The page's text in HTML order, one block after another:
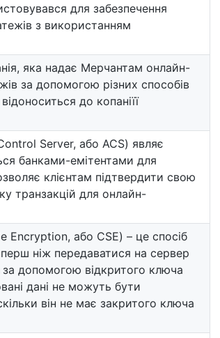
для забезпечення
з використанням
яка надає Мерчантам онлайн-
за допомогою різних способів
до копаніїї
Server, або ACS) являє
банками-емітентами для
клієнтам підтвердити свою
транзакцій для онлайн-
Encryption, або CSE) – це спосіб
ніж передаватися на сервер
допомогою відкритого ключа
дані не можуть бути
він не має закритого ключа